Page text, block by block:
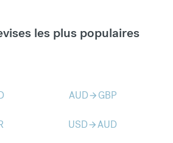
les plus populaires
AUDarrow_forward GBP
USDarrow_forwardAUD